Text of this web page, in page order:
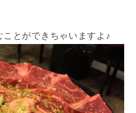
とができちゃいますよ♪